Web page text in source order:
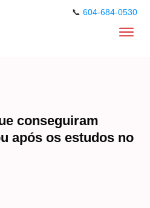
📞 604-684-0530
conseguiram
após os estudos no